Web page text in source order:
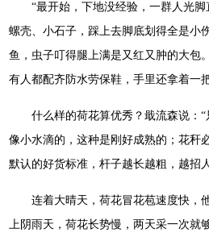
“最开始，下地没经验，一群人光
螺壳、小石子，踩上去脚底划得全是小
鱼，虫子叮得腿上满是又红又肿的大包
有人都配齐防水劳保鞋，手里还拿着一
什么样的荷花算优秀？戢流森说：
像小水滴的，这种是刚好成熟的；花秆
默认的好货标准，杆子越长越粗，越招
连着大晴天，荷花冒花苞速度快，
上阴雨天，荷花长势慢，两天采一次就